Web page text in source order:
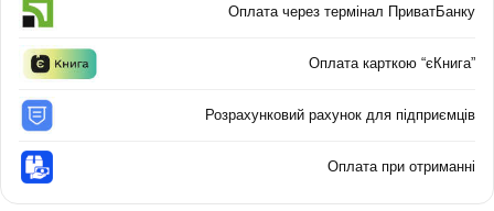
Оплата через термінал ПриватБанку
Оплата карткою “єКнига”
Розрахунковий рахунок для підприємців
Оплата при отриманні